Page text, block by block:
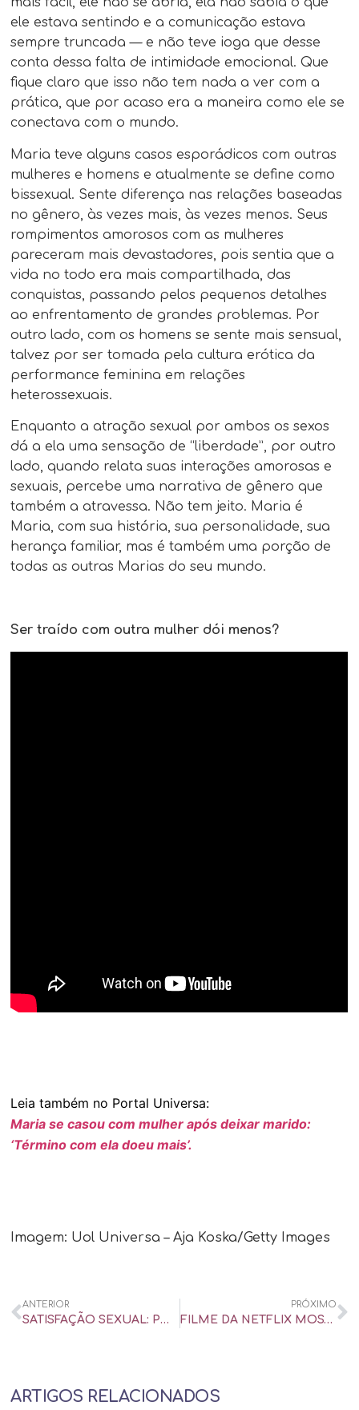
ele estava sentindo e a comunicação estava
sempre truncada — e não teve ioga que desse
conta dessa falta de intimidade emocional. Que
fique claro que isso não tem nada a ver com a
prática, que por acaso era a maneira como ele se
conectava com o mundo.
Maria teve alguns casos esporádicos com outras
mulheres e homens e atualmente se define como
bissexual. Sente diferença nas relações baseadas
no gênero, às vezes mais, às vezes menos. Seus
rompimentos amorosos com as mulheres
pareceram mais devastadores, pois sentia que a
vida no todo era mais compartilhada, das
conquistas, passando pelos pequenos detalhes
ao enfrentamento de grandes problemas. Por
outro lado, com os homens se sente mais sensual,
talvez por ser tomada pela cultura erótica da
performance feminina em relações
heterossexuais.
Enquanto a atração sexual por ambos os sexos
dá a ela uma sensação de “liberdade”, por outro
lado, quando relata suas interações amorosas e
sexuais, percebe uma narrativa de gênero que
também a atravessa. Não tem jeito. Maria é
Maria, com sua história, sua personalidade, sua
herança familiar, mas é também uma porção de
todas as outras Marias do seu mundo.
Ser traído com outra mulher dói menos?
Leia também no Portal Universa:
Maria se casou com mulher após deixar marido:
‘Término com ela doeu mais’.
Imagem: Uol Universa – Aja Koska/Getty Images
ANTERIOR
SATISFAÇÃO SEXUAL: POR QUE CHINA LIDERA RANKING E BRASIL AMARGA 22º LUGAR? – UOL UNIVERSA
PRÓXIMO
FILME DA NETFLIX MOSTRA MARCAS QUE FICAM NA MULHER E NO HOMEM APÓS ABUSO – UOL UNIVERSA
ARTIGOS RELACIONADOS